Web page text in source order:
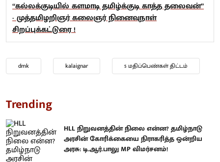
“கல்லக்குடியில் களமாடி தமிழ்க்குடி காத்த தலைவன்”
- முத்தமிழறிஞர் கலைஞர் நினைவுநாள்
சிறப்புக்கட்டுரை !
dmk kalaignar 5 மதிப்பெண்கள் திட்டம்
Trending
HLL நிறுவனத்தின் நிலை என்ன? தமிழ்நாடு
அரசின் கோரிக்கையை நிராகரித்த ஒன்றிய
அரசு: டி.ஆர்.பாலு MP விமர்சனம்!